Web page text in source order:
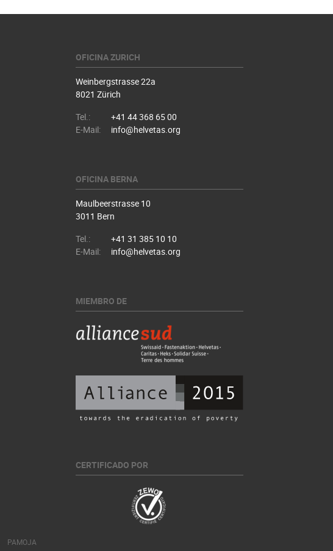
OFICINA ZURICH
Weinbergstrasse 22a
8021 Zürich
Tel.:
+41 44 368 65 00
E-Mail:
info@helvetas.org
OFICINA BERNA
Maulbeerstrasse 10
3011 Bern
Tel.:
+41 31 385 10 10
E-Mail:
info@helvetas.org
MIEMBRO DE
CERTIFICADO POR
PAMOJA